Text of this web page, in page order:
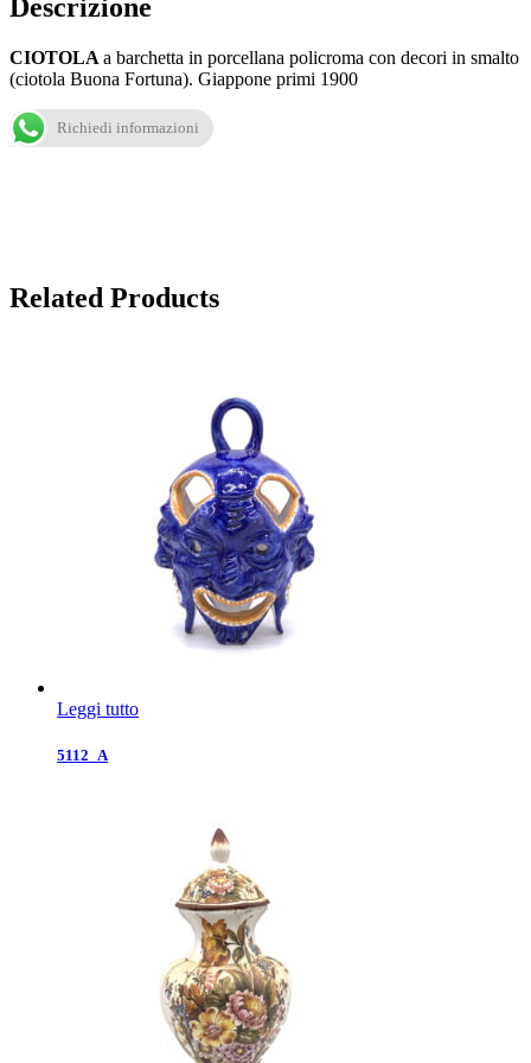
Descrizione
CIOTOLA a barchetta in porcellana policroma con decori in smalto
(ciotola Buona Fortuna). Giappone primi 1900
Richiedi informazioni
Related Products
Leggi tutto
5112_A